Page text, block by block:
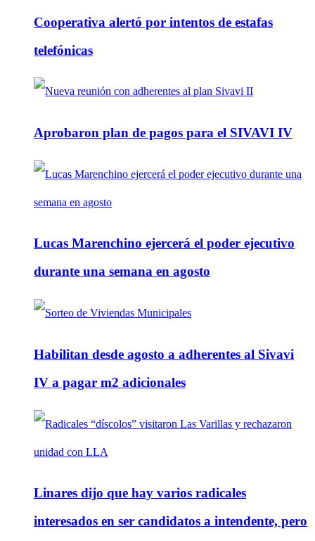
Cooperativa alertó por intentos de estafas
telefónicas
Aprobaron plan de pagos para el SIVAVI IV
Lucas Marenchino ejercerá el poder ejecutivo
durante una semana en agosto
Habilitan desde agosto a adherentes al Sivavi
IV a pagar m2 adicionales
Linares dijo que hay varios radicales
interesados en ser candidatos a intendente, pero